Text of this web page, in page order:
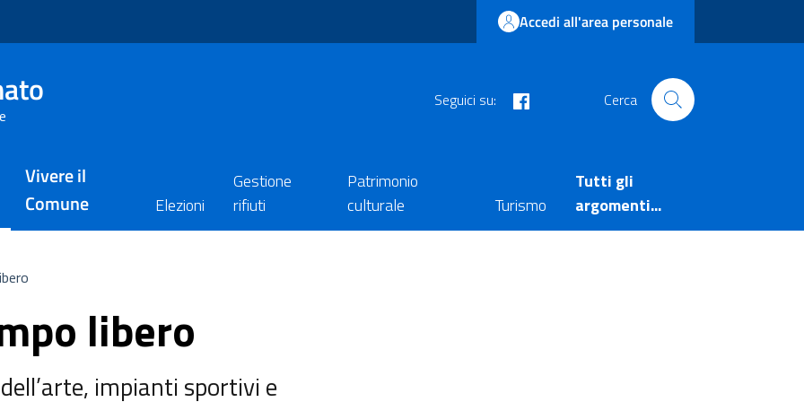
Accedi all'area personale
Seguici su: Cerca
Vivere il
Comune
Elezioni
Gestione
rifiuti
Patrimonio
culturale
Turismo
Tutti gli
argomenti...
libero
impianti sportivi e